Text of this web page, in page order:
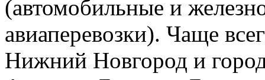
(автомобильные и
авиаперевозки). Чаще
Нижний Новгород и